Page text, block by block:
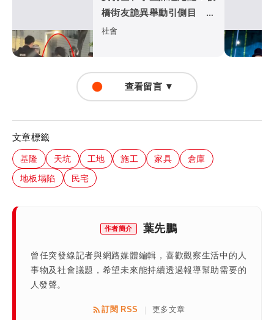
橋街友詭異舉動引側目 熱
心男勸阻遭踹險被筆戳
社會
查看留言 ▼
文章標籤
基隆 天坑 工地 施工 家具
倉庫
地板塌陷
民宅
作者簡介 葉先鵬
曾任突發線記者與網路媒體編輯，喜歡觀察生活中的人
事物及社會議題，希望未來能持續透過報導幫助需要的
人發聲。
訂閱 RSS 更多文章